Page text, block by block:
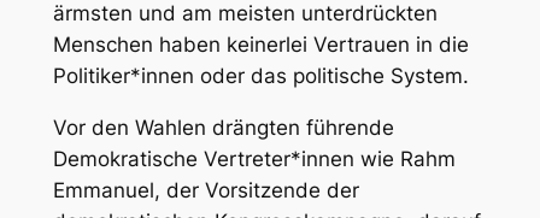
ärmsten und am meisten unterdrückten
Menschen haben keinerlei Vertrauen in die
Politiker*innen oder das politische System.
Vor den Wahlen drängten führende
Demokratische Vertreter*innen wie Rahm
Emmanuel, der Vorsitzende der